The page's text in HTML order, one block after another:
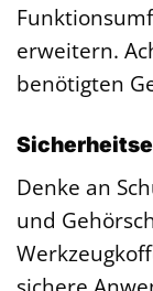
erweitern.
benötigten
Denke an
und